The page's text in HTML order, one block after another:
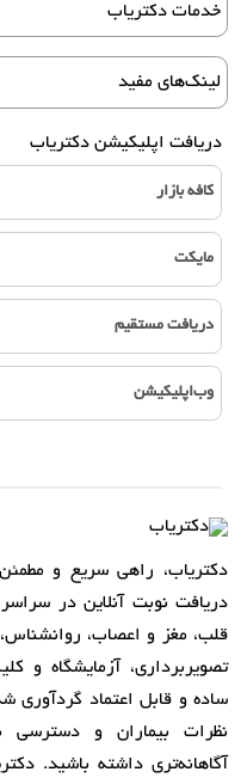
خدمات دکتریاب
لینک‌های مفید
دریافت اپلیکیشن دکتریاب
کافه بازار
مایکت
دریافت مستقیم
وب‌اپلیکیشن
دکتریاب، راهی سریع و
دریافت نوبت آنلاین در
قلب، مغز و اعصاب،
تصویربرداری، آزمایشگاه و
ساده و قابل اعتماد
نظرات بیماران و دسترسی
آگاهانه‌تری داشته باشید.